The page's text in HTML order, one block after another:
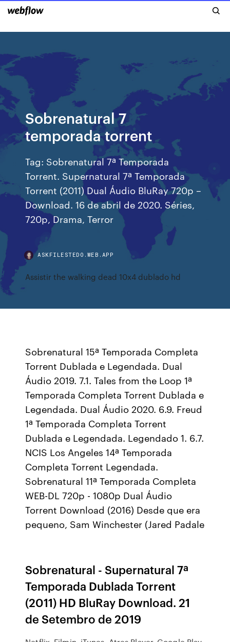
Sobrenatural 7
temporada torrent
Tag: Sobrenatural 7ª Temporada
Torrent. Supernatural 7ª Temporada
Torrent (2011) Dual Áudio BluRay 720p –
Download. 16 de abril de 2020. Séries,
720p, Drama, Terror
ASKFILESTEDO.WEB.APP
Assistir the walking dead 10x4 dublado hd
Sobrenatural 15ª Temporada Completa
Torrent Dublada e Legendada. Dual
Áudio 2019. 7.1. Tales from the Loop 1ª
Temporada Completa Torrent Dublada e
Legendada. Dual Áudio 2020. 6.9. Freud
1ª Temporada Completa Torrent
Dublada e Legendada. Legendado 1. 6.7.
NCIS Los Angeles 14ª Temporada
Completa Torrent Legendada.
Sobrenatural 11ª Temporada Completa
WEB-DL 720p - 1080p Dual Áudio
Torrent Download (2016) Desde que era
pequeno, Sam Winchester (Jared Padale
Sobrenatural - Supernatural 7ª
Temporada Dublada Torrent
(2011) HD BluRay Download. 21
de Setembro de 2019